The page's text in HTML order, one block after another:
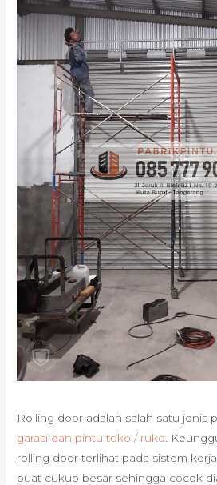
Rolling door adalah salah satu jenis
garasi dan pintu toko / ruko .
rolling door terlihat pada sistem
buat cukup besar sehingga cocok